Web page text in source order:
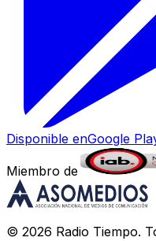
Disponible enGoogle
Miembro de
© 2026 Radio Tiempo.